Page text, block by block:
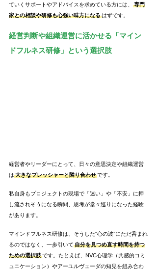
ていくサポートやアドバイスを求めている方には、
専門
家との相談や研修も心強い味方になるはずです。
経営判断や組織運営に活かせる「マイン
ドフルネス研修」という選択肢
経営者やリーダーにとって、日々の意思決定や組織運営
は 大きなプレッシャーと隣り合わせです。
私自身もプロジェクトの現場で「迷い」や「不安」に押
し流されそうになる瞬間、思考が堂々巡りになった経験
があります。
マインドフルネス研修は、そうした“心の波”にただ呑まれ
るのではなく、一歩引いて 自分を見つめ直す時間を持つ
ための選択肢です。たとえば、NVC心理学（共感的コミ
ュニケーション）やアーユルヴェーダの知見を組み合わ